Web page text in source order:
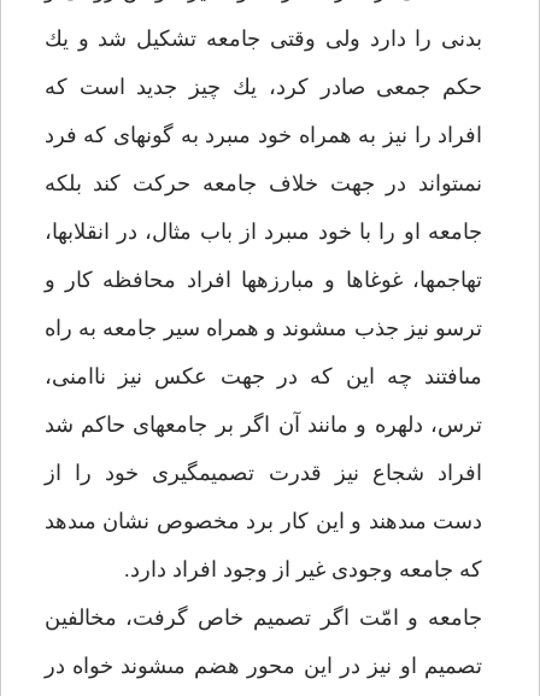
بدنى را دارد ولى وقتى جامعه تشكيل شد و يك
حكم جمعى صادر كرد، يك چيز جديد است كه
افراد را نيز به همراه خود مى‏برد به گونه‏اى كه فرد
نمى‏تواند در جهت خلاف جامعه حركت كند بلكه
جامعه او را با خود مى‏برد از باب مثال، در انقلاب‏ها،
تهاجم‏ها، غوغاها و مبارزه‏ها افراد محافظه كار و
ترسو نيز جذب مى‏شوند و همراه سير جامعه به راه
مى‏افتند چه اين كه در جهت عكس نيز ناامنى،
ترس، دلهره و مانند آن اگر بر جامعه‏اى حاكم شد
افراد شجاع نيز قدرت تصميم‏گيرى خود را از
دست مى‏دهند و اين كار برد مخصوص نشان مى‏دهد
كه جامعه وجودى غير از وجود افراد دارد.
جامعه و امّت اگر تصميم خاص گرفت، مخالفين
تصميم او نيز در اين محور هضم مى‏شوند خواه در